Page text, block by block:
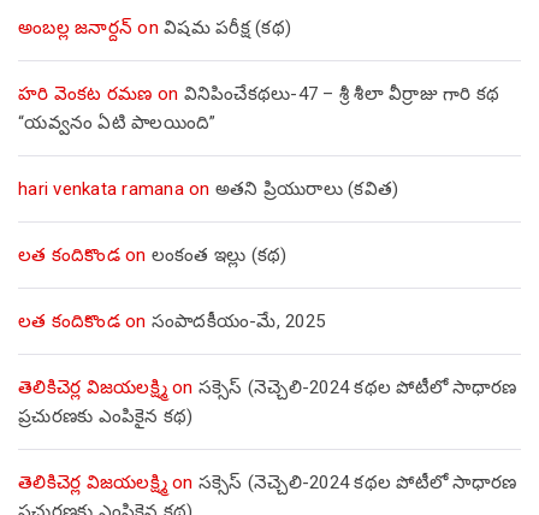
అంబల్ల జనార్దన్ on విషమ పరీక్ష (క‌థ‌)
హరి వెంకట రమణ on వినిపించేకథలు-47 – శ్రీ శీలా వీర్రాజు గారి కథ
“యవ్వనం ఏటి పాలయింది”
hari venkata ramanaon అతని ప్రియురాలు (కవిత)
లత కందికొండon లంకంత ఇల్లు (కథ)
లత కందికొండon సంపాదకీయం-మే, 2025
తెలికిచెర్ల విజయలక్ష్మిon సక్సెస్ (నెచ్చెలి-2024 కథల పోటీలో సాధారణ
ప్రచురణకు ఎంపికైన కథ)
తెలికిచెర్ల విజయలక్ష్మిon సక్సెస్ (నెచ్చెలి-2024 కథల పోటీలో సాధారణ